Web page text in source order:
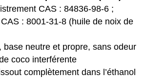
CAS : 84836-98-6 ;
: 8001-31-8 (huile de noix de
base neutre et propre, sans odeur
coco interférente
complètement dans l’éthanol